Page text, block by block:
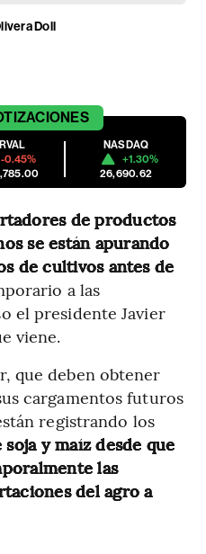
Doll
-0.45%
NASDAQ
+1.30%
26,690.62
de productos
se están apurando
de cultivos antes de
a las
el presidente Javier
viene.
que deben obtener
cargamentos futuros
registrando los
y maíz desde que
las
del agro a